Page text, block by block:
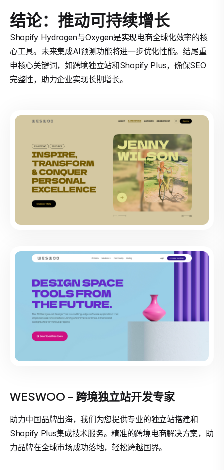
结论：推动可持续增长
Shopify Hydrogen与Oxygen是实现电商全球化效率的核
心工具。未来集成AI预测功能将进一步优化性能。结尾重
申核心关键词，如跨境独立站和Shopify Plus，确保SEO
完整性，助力企业实现长期增长。
WESWOO - 跨境独立站开发专家
助力中国品牌出海，我们为您提供专业的独立站搭建和
Shopify Plus集成技术服务。精准的跨境电商解决方案，助
力品牌在全球市场成功落地，轻松跨越国界。